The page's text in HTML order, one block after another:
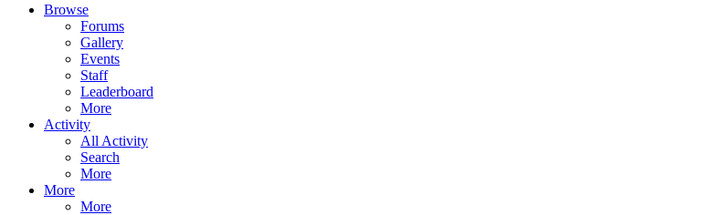
Browse
Forums
Gallery
Events
Staff
Leaderboard
More
Activity
All Activity
Search
More
More
More